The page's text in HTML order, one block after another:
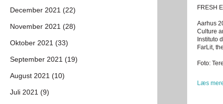
FRESH
Aarhus
Culture
Instituto
FarLit,
Foto:
Læs
December 2021 (22)
November 2021 (28)
Oktober 2021 (33)
September 2021 (19)
August 2021 (10)
Juli 2021 (9)